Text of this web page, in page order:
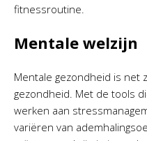
fitnessroutine.
Mentale welzijn
Mentale gezondheid is net
gezondheid. Met de tools
werken aan
variëren van